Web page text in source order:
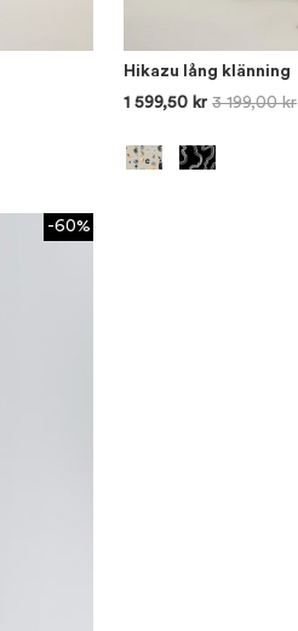
Hikazu lång klänning
1 599,50 kr 3 199,00 kr
-60%